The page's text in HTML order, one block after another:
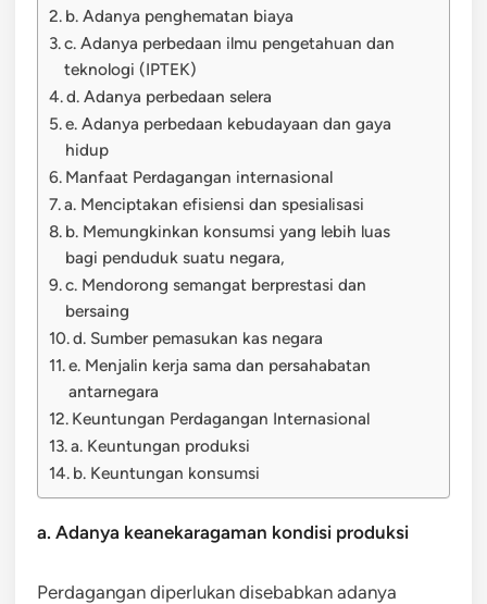
b. Adanya penghematan biaya
c. Adanya perbedaan ilmu pengetahuan dan
teknologi (IPTEK)
d. Adanya perbedaan selera
e. Adanya perbedaan kebudayaan dan gaya
hidup
Manfaat Perdagangan internasional
a. Menciptakan efisiensi dan spesialisasi
b. Memungkinkan konsumsi yang lebih luas
bagi penduduk suatu negara,
c. Mendorong semangat berprestasi dan
bersaing
d. Sumber pemasukan kas negara
e. Menjalin kerja sama dan persahabatan
antarnegara
Keuntungan Perdagangan Internasional
a. Keuntungan produksi
b. Keuntungan konsumsi
a. Adanya keanekaragaman kondisi produksi
Perdagangan diperlukan disebabkan adanya